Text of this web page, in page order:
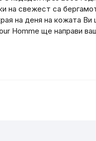
на свежест са
на деня на кожата
Homme ще направи